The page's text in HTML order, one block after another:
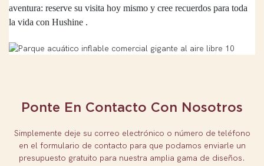
aventura: reserve su visita hoy mismo y cree recuerdos para toda
la vida con Hushine .
Ponte En Contacto Con Nosotros
Simplemente deje su correo electrónico o número de teléfono
en el formulario de contacto para que podamos enviarle un
presupuesto gratuito para nuestra amplia gama de diseños.